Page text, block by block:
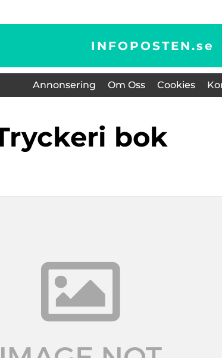
INFOPOSTEN.se
Annonsering Om Oss Cookies
tryckeri bok